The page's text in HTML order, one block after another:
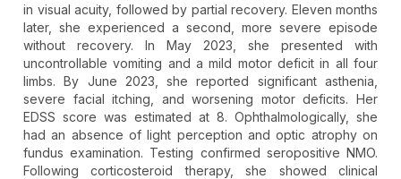
in visual acuity, followed by partial recovery. Eleven months
later, she experienced a second, more severe episode
without recovery. In May 2023, she presented with
uncontrollable vomiting and a mild motor deficit in all four
limbs. By June 2023, she reported significant asthenia,
severe facial itching, and worsening motor deficits. Her
EDSS score was estimated at 8. Ophthalmologically, she
had an absence of light perception and optic atrophy on
fundus examination. Testing confirmed seropositive NMO.
Following corticosteroid therapy, she showed clinical